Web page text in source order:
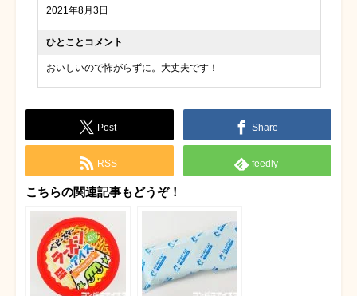
2021年8月3日
ひとことコメント
おいしいので怖がらずに。大丈夫です！
Post Share
RSS feedly
こちらの関連記事もどうぞ！